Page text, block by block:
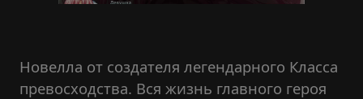
Новелла от создателя легендарного Класса
превосходства. Вся жизнь главного героя